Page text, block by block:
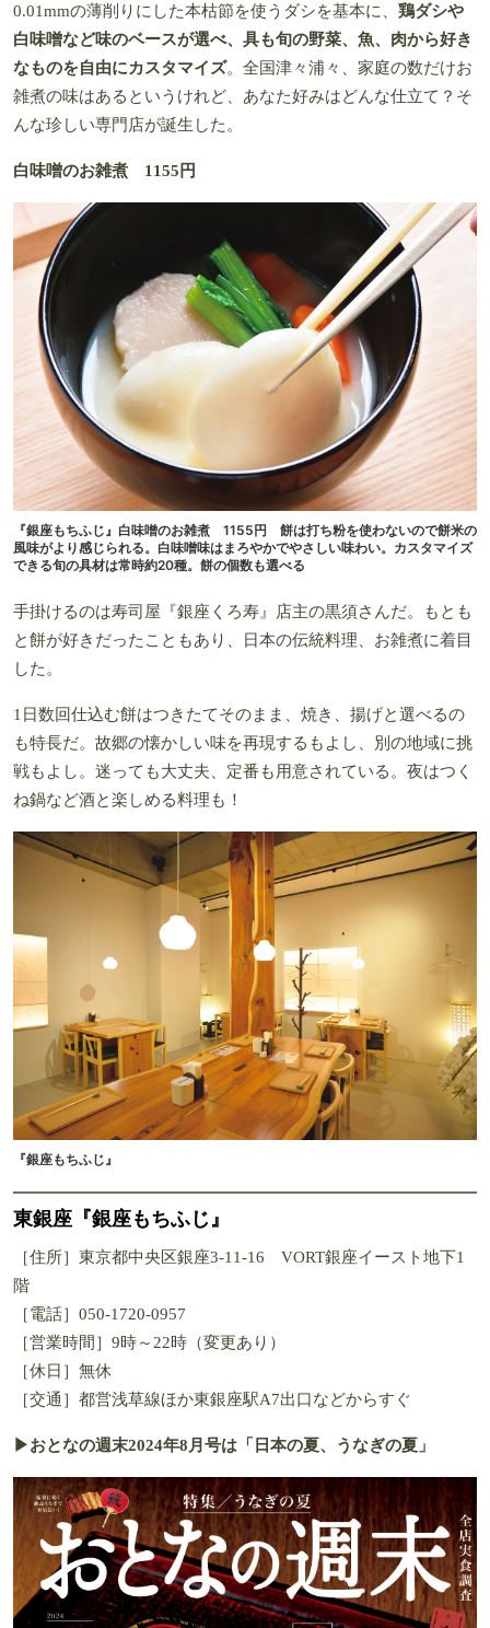
0.01mmの薄削りにした本枯節を使うダシを基本に、 鶏ダシや
白味噌など味のベースが選べ、具も旬の野菜、魚、肉から好き
なものを自由にカスタマイズ。全国津々浦々、家庭の数だけお
雑煮の味はあるというけれど、あなた好みはどんな仕立て？そ
んな珍しい専門店が誕生した。
白味噌のお雑煮 1155円
『銀座もちふじ』白味噌のお雑煮 1155円 餅は打ち粉を使わないので餅米の
風味がより感じられる。白味噌味はまろやかでやさしい味わい。カスタマイズ
できる旬の具材は常時約20種。餅の個数も選べる
手掛けるのは寿司屋『銀座くろ寿』店主の黒須さんだ。もとも
と餅が好きだったこともあり、日本の伝統料理、お雑煮に着目
した。
1日数回仕込む餅はつきたてそのまま、焼き、揚げと選べるの
も特長だ。故郷の懐かしい味を再現するもよし、別の地域に挑
戦もよし。迷っても大丈夫、定番も用意されている。夜はつく
ね鍋など酒と楽しめる料理も！
『銀座もちふじ』
東銀座『銀座もちふじ』
［住所］東京都中央区銀座3-11-16 VORT銀座イースト地下1
階
［電話］050-1720-0957
［営業時間］9時～22時（変更あり）
［休日］無休
［交通］都営浅草線ほか東銀座駅A7出口などからすぐ
▶おとなの週末2024年8月号は「日本の夏、うなぎの夏」